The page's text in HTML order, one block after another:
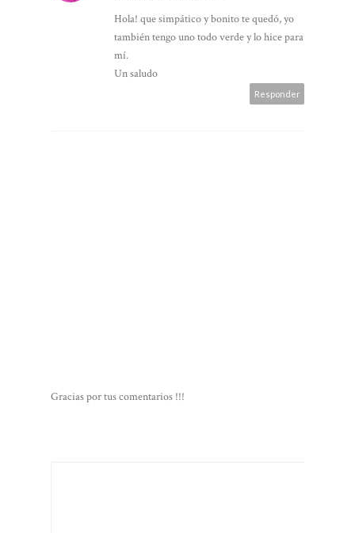
Hola! que simpático y bonito te quedó, yo
también tengo uno todo verde y lo hice para
mí.
Un saludo
Responder
Gracias por tus comentarios !!!